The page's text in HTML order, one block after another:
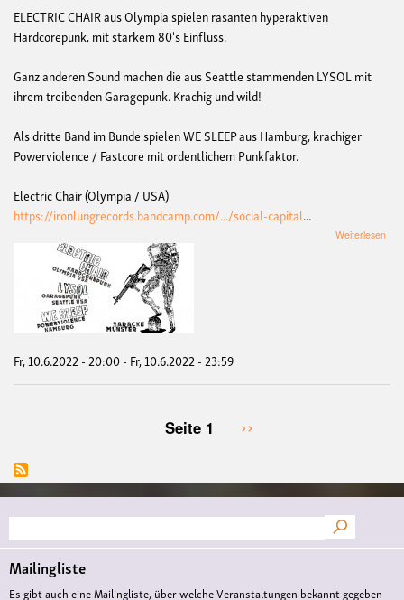
ELECTRIC CHAIR aus Olympia spielen rasanten hyperaktiven
Hardcorepunk, mit starkem 80's Einfluss.
Ganz anderen Sound machen die aus Seattle stammenden LYSOL mit
ihrem treibenden Garagepunk. Krachig und wild!
Als dritte Band im Bunde spielen WE SLEEP aus Hamburg, krachiger
Powerviolence / Fastcore mit ordentlichem Punkfaktor.
Electric Chair (Olympia / USA)
https://ironlungrecords.bandcamp.com/.../social-capital...
Weiterlesen
Fr, 10.6.2022 - 20:00- Fr, 10.6.2022 - 23:59
Seite 1
Nächste
››
Suche
Mailingliste
Es gibt auch eine Mailingliste, über welche Veranstaltungen bekannt gegeben